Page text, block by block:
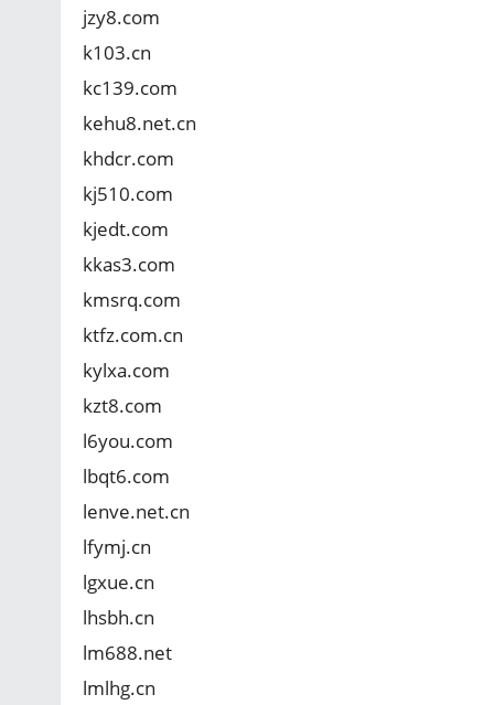
jzy8.com
k103.cn
kc139.com
kehu8.net.cn
khdcr.com
kj510.com
kjedt.com
kkas3.com
kmsrq.com
ktfz.com.cn
kylxa.com
kzt8.com
l6you.com
lbqt6.com
lenve.net.cn
lfymj.cn
lgxue.cn
lhsbh.cn
lm688.net
lmlhg.cn